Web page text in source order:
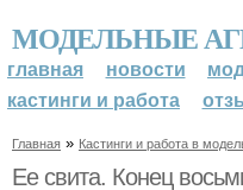
МОДЕЛЬНЫЕ
главная новости
кастинги и работа
Главная » Кастинги и работа в
Ее свита. Конец